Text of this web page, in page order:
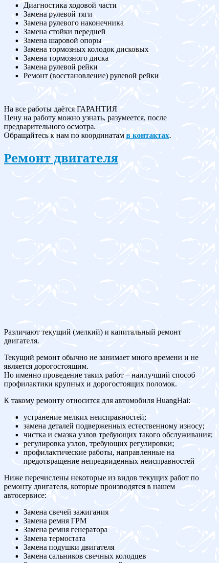
Диагностика ходовой части
Замена рулевой тяги
Замена рулевого наконечника
Замена стойки передней
Замена шаровой опоры
Замена тормозных колодок дисковых
Замена тормозного диска
Замена рулевой рейки
Ремонт (восстановление) рулевой рейки
На все работы даётся ГАРАНТИЯ
Цену на работу можно узнать, разумеется, после
предварительного осмотра.
Обращайтесь к нам по координатам в контактах.
Ремонт двигателя
Различают текущий (мелкий) и капитальный ремонт
двигателя.
Текущий ремонт обычно не занимает много времени и не
является дорогостоящим.
Но именно проведение таких работ – наилучший способ
профилактики крупных и дорогостоящих поломок.
К такому ремонту относится для автомобиля HuangHai:
устранение мелких неисправностей;
замена деталей подверженных естественному износу;
чистка и смазка узлов требующих такого обслуживания;
регулировка узлов, требующих регулировки;
профилактические работы, направленные на
предотвращение непредвиденных неисправностей
Ниже перечислены некоторые из видов текущих работ по
ремонту двигателя, которые производятся в нашем
автосервисе:
Замена свечей зажигания
Замена ремня ГРМ
Замена ремня генератора
Замена термостата
Замена подушки двигателя
Замена сальников свечных колодцев